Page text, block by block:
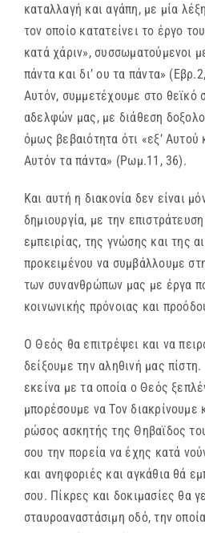
καταλλαγή και αγάπη, με μία
τον οποίο κατατείνει το έργο
κατά χάριν», συσσωματούμενοι
πάντα και δι’ ου τα πάντα»
Αυτόν, συμμετέχουμε στο θεϊκό
αδελφών μας, με διάθεση
όμως βεβαιότητα ότι «εξ’ Αυτού
Αυτόν τα πάντα» (Ρωμ.11, 36).
Και αυτή η διακονία δεν είναι
δημιουργία, με την
εμπειρίας, της γνώσης και της
προκειμένου να συμβάλλουμε
των συνανθρώπων μας με έργα
κοινωνικής πρόνοιας και
Ο Θεός θα επιτρέψει και να
δείξουμε την αληθινή μας πίστη.
εκείνα με τα οποία ο Θεός
μπορέσουμε να Τον
ρώσος ασκητής της Θηβαϊδος
σου την πορεία να έχης κατά
και ανηφοριές και αγκάθια θά
σου. Πίκρες και δοκιμασίες θα
σταυροαναστάσιμη οδό, την